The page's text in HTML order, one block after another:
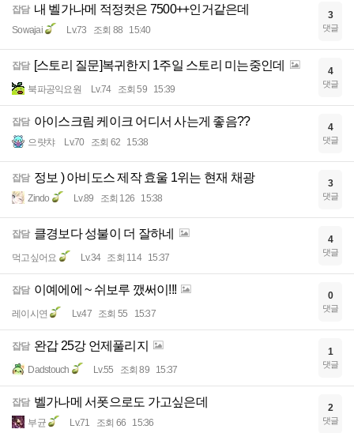
잡담 내 벨가나메 적정컷은 7500++인거같은데
Sowajai Lv.73 조회 88 15:40
3
댓글
잡담 [스토리 질문]복귀한지 1주일 스토리 미는중인데
북파공익요원 Lv.74 조회 59 15:39
4
댓글
잡담 아이스크림 케이크 어디서 사는게 좋음??
으럇챠 Lv.70 조회 62 15:38
4
댓글
잡담 정보 ) 아비도스 제작 효울 1위는 현재 채광
Zindo Lv.89 조회 126 15:38
3
댓글
잡담 클경보다 성불이 더 잘하네
먹고싶어요 Lv.34 조회 114 15:37
4
댓글
잡담 이예에에 ~ 쉬보루 깼써이!!!
레이시연 Lv.47 조회 55 15:37
0
댓글
잡담 완갑 25강 언제풀리지
Dadstouch Lv.55 조회 89 15:37
1
댓글
잡담 벨가나메 서폿으로도 가고싶은데
부균 Lv.71 조회 66 15:36
2
댓글